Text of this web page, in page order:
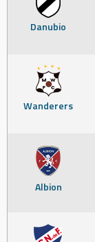
Danubio
Wanderers
Albion